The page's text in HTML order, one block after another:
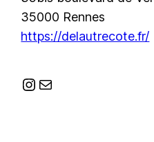
35000 Rennes
https://delautrecote.fr/
Instagram E-mail